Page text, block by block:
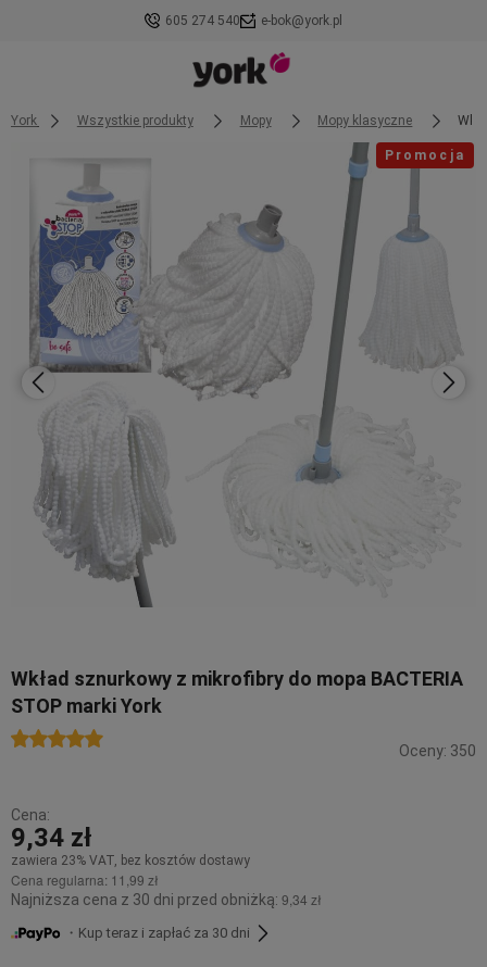
605 274 540 e-bok@york.pl
York Wszystkie produkty Mopy Mopy klasyczne
Promocja
Wkład sznurkowy z mikrofibry do mopa BACTERIA
STOP marki York
Oceny: 350
Cena:
9,34 zł
zawiera 23% VAT, bez kosztów dostawy
Cena regularna: 11,99 zł
Najniższa cena z 30 dni przed obniżką: 9,34 zł
・Kup teraz i zapłać za 30 dni